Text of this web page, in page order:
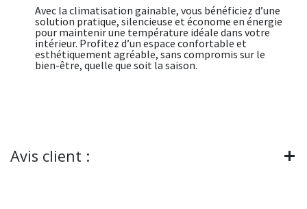
Avec la climatisation gainable, vous bénéficiez d’une
solution pratique, silencieuse et économe en énergie
pour maintenir une température idéale dans votre
intérieur. Profitez d’un espace confortable et
esthétiquement agréable, sans compromis sur le
bien-être, quelle que soit la saison.
Avis client :